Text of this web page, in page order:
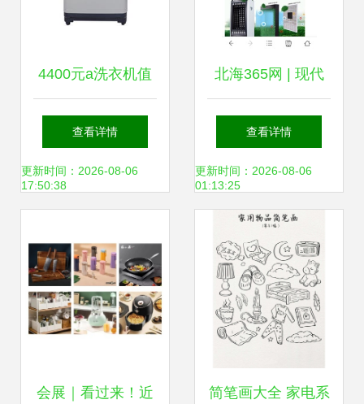
4400元a洗衣机值
得买吗？55购物网
带您深度解析与比
查看详情
更新时间：2026-08-06
17:50:38
北海365网 | 现代
家居好物指南 日用
品与家电的智慧之
选
查看详情
更新时间：2026-08-06
01:13:25
会展｜看过来！近 简笔画大全 家电系